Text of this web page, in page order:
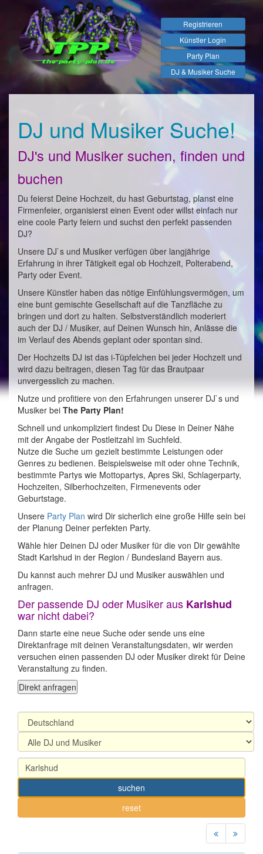
Registrieren
Künstler Login
Party Plan
DJ & Musiker Suche
DJ und Musiker Suche!
DJ's und Musiker suchen, finden und
buchen
Du feierst Deine Hochzeit, du hast Geburtstag, planst eine
Firmenfeier, organisierst einen Event oder willst einfach nur
eine coole Party feiern und suchst den perfekt passenden
DJ?
Unsere DJ`s und Musiker verfügen über langjährige
Erfahrung in ihrer Tätigkeit egal ob Hochzeit, Polterabend,
Party oder Event.
Unsere Künstler haben das nötige Einfühlungsvermögen, um
eine bunt gemischte Gesellschaft auf die Tanzfläche zu
bringen und dort zu halten. Selbstverständlich moderiert
auch der DJ / Musiker, auf Deinen Wunsch hin, Anlässe die
im Verlauf des Abends geplant oder spontan sind.
Der Hochzeits DJ ist das i-Tüpfelchen bei jeder Hochzeit und
wird dazu beitragen, diesen Tag für das Brautpaar
unvergesslich zu machen.
Nutze und profitiere von den Erfahrungen unserer DJ`s und
Musiker bei The Party Plan!
Schnell und unkompliziert findest Du Diese in Deiner Nähe
mit der Angabe der Postleitzahl im Suchfeld.
Nutze die Suche um gezielt bestimmte Leistungen oder
Genres zu bedienen. Beispielsweise mit oder ohne Technik,
bestimmte Partys wie Mottopartys, Apres Ski, Schlagerparty,
Hochzeiten, Silberhochzeiten, Firmenevents oder
Geburtstage.
Unsere Party Plan wird Dir sicherlich eine große Hilfe sein bei
der Planung Deiner perfekten Party.
Wähle hier Deinen DJ oder Musiker für die von Dir gewählte
Stadt Karlshud in der Region / Bundesland Bayern aus.
Du kannst auch mehrer DJ und Musiker auswählen und
anfragen.
Der passende DJ oder Musiker aus Karlshud
war nicht dabei?
Dann starte eine neue Suche oder sende uns eine
Direktanfrage mit deinen Veranstaltungsdaten, wir werden
versuchen einen passenden DJ oder Musiker direkt für Deine
Veranstaltung zu finden.
Direkt anfragen
suchen
reset